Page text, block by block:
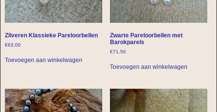
Zilveren Klassieke Pareloorbellen
€63,00
Toevoegen aan winkelwagen
Zwarte Pareloorbellen met
Barokparels
€71,50
Toevoegen aan winkelwagen